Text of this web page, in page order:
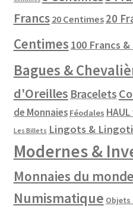
Francs 20 Centimes 20
Centimes 100 Francs
Bagues &
d'Oreilles Bracelets
de Monnaies Féodales
Les Billets Lingots &
Modernes &
Monnaies du monde
Numismatique Objets